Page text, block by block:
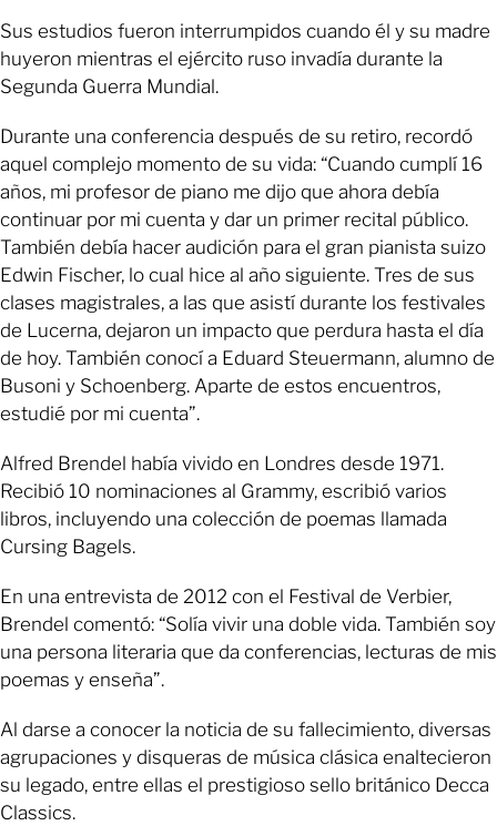
Sus estudios fueron interrumpidos cuando él y su madre
huyeron mientras el ejército ruso invadía durante la
Segunda Guerra Mundial.
Durante una conferencia después de su retiro, recordó
aquel complejo momento de su vida: “Cuando cumplí 16
años, mi profesor de piano me dijo que ahora debía
continuar por mi cuenta y dar un primer recital público.
También debía hacer audición para el gran pianista suizo
Edwin Fischer, lo cual hice al año siguiente. Tres de sus
clases magistrales, a las que asistí durante los festivales
de Lucerna, dejaron un impacto que perdura hasta el día
de hoy. También conocí a Eduard Steuermann, alumno de
Busoni y Schoenberg. Aparte de estos encuentros,
estudié por mi cuenta”.
Alfred Brendel había vivido en Londres desde 1971.
Recibió 10 nominaciones al Grammy, escribió varios
libros, incluyendo una colección de poemas llamada
Cursing Bagels.
En una entrevista de 2012 con el Festival de Verbier,
Brendel comentó: “Solía vivir una doble vida. También soy
una persona literaria que da conferencias, lecturas de mis
poemas y enseña”.
Al darse a conocer la noticia de su fallecimiento, diversas
agrupaciones y disqueras de música clásica enaltecieron
su legado, entre ellas el prestigioso sello británico Decca
Classics.